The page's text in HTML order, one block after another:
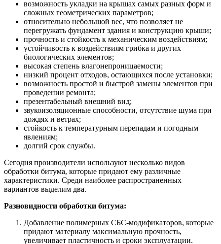
возможность укладки на крышах самых разных форм и
сложных геометрических параметров;
относительно небольшой вес, что позволяет не
перегружать фундамент здания и конструкцию крыши;
прочность и стойкость к механическим воздействиям;
устойчивость к воздействиям грибка и других
биологических элементов;
высокая степень влагонепроницаемости;
низкий процент отходов, остающихся после установки;
возможность простой и быстрой замены элементов при
проведении ремонта;
презентабельный внешний вид;
звукоизоляционные способности, отсутствие шума при
дождях и ветрах;
стойкость к температурным перепадам и погодным
явлениям;
долгий срок службы.
Сегодня производители используют несколько видов
обработки битума, которые придают ему различные
характеристики. Среди наиболее распространенных
вариантов выделим два.
Разновидности обработки битума:
Добавление полимерных СБС-модификаторов, которые
придают материалу максимальную прочность,
увеличивает пластичность и сроки эксплуатации.